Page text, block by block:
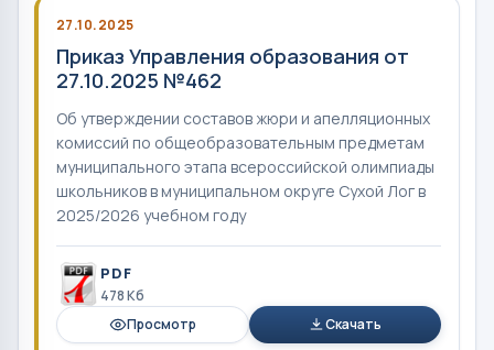
27.10.2025
Приказ Управления образования от
27.10.2025 №462
Об утверждении составов жюри и апелляционных
комиссий по общеобразовательным предметам
муниципального этапа всероссийской олимпиады
школьников в муниципальном округе Сухой Лог в
2025/2026 учебном году
PDF
478 Кб
Просмотр
Скачать